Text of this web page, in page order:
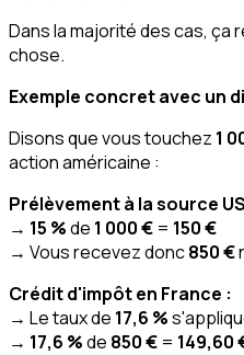
Dans la majorité des cas, ça
chose.
Exemple concret avec un
Disons que vous touchez 1
action américaine :
Prélèvement à la source
→ 15 %de 1 000 € = 150 €
→ Vous recevez donc850 €
Crédit d'impôt en France :
→ Le taux de 17,6 %
→ 17,6 %de 850 € = 149,60